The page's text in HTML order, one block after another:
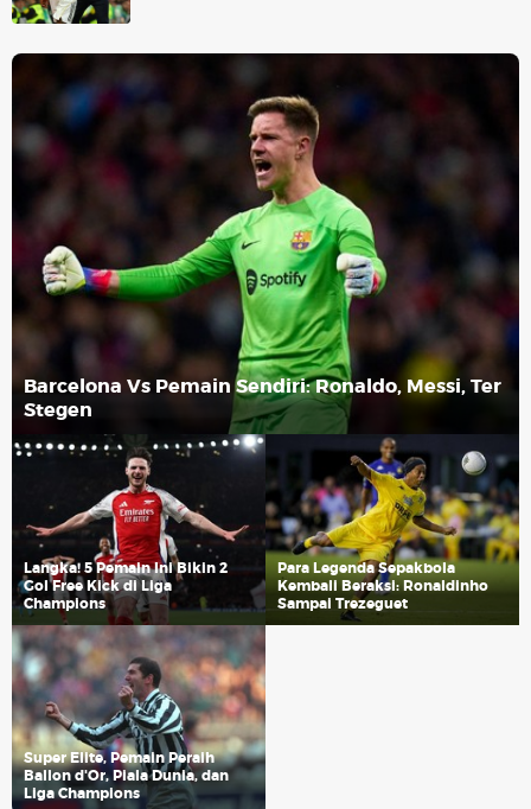
Barcelona Vs Pemain Sendiri: Ronaldo, Messi, Ter
Stegen
Langka! 5 Pemain Ini Bikin 2
Gol Free Kick di Liga
Champions
Para Legenda Sepakbola
Kembali Beraksi: Ronaldinho
Sampai Trezeguet
Super Elite, Pemain Peraih
Ballon d'Or, Piala Dunia, dan
Liga Champions